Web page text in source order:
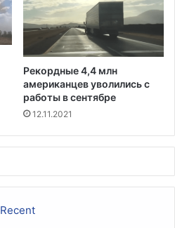
Рекордные 4,4 млн
американцев уволились с
работы в сентябре
12.11.2021
Recent